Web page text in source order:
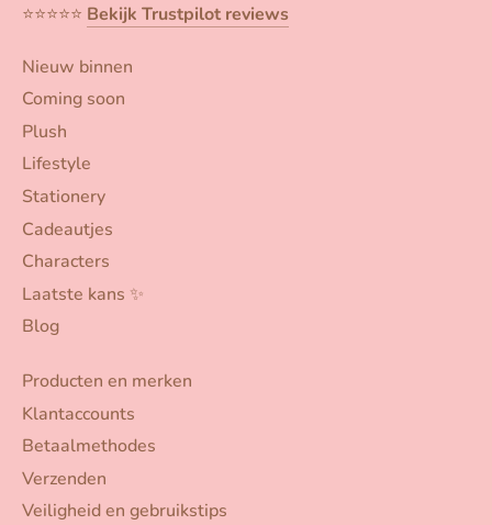
⭐️⭐️⭐️⭐️⭐️ Bekijk Trustpilot reviews
Nieuw binnen
Coming soon
Plush
Lifestyle
Stationery
Cadeautjes
Characters
Laatste kans ✨
Blog
Producten en merken
Klantaccounts
Betaalmethodes
Verzenden
Veiligheid en gebruikstips